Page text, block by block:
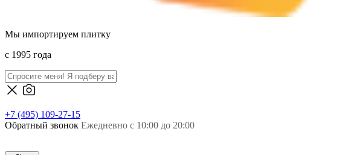
Мы импортируем плитку
c 1995 года
+7 (495) 109-27-15
Обратный звонок Ежедневно с 10:00 до 20:00